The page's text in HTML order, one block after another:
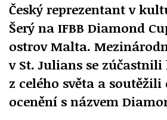
Český reprezentant v
Šerý na IFBB Diamond
ostrov Malta.
v St. Julians se
z celého světa a
ocenění s názvem